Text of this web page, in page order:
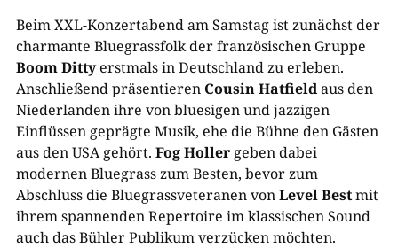
Beim XXL-Konzertabend am Samstag ist zunächst der
charmante Bluegrassfolk der französischen Gruppe
Boom Dittyerstmals in Deutschland zu erleben.
Anschließend präsentieren Cousin Hatfieldaus den
Niederlanden ihre von bluesigen und jazzigen
Einflüssen geprägte Musik, ehe die Bühne den Gästen
aus den USA gehört. Fog Hollergeben dabei
modernen Bluegrass zum Besten, bevor zum
Abschluss die Bluegrassveteranen vonLevel Bestmit
ihrem spannenden Repertoire im klassischen Sound
auch das Bühler Publikum verzücken möchten.